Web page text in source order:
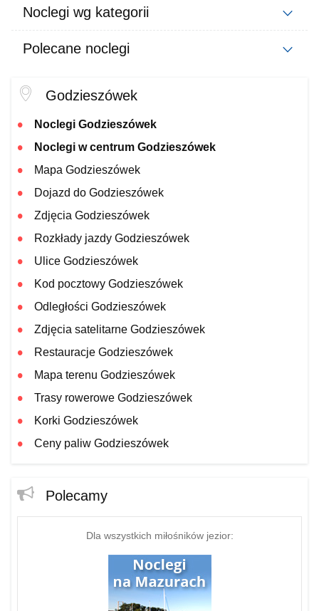
Noclegi wg kategorii
Polecane noclegi
Godzieszówek
Noclegi Godzieszówek
Noclegi w centrum Godzieszówek
Mapa Godzieszówek
Dojazd do Godzieszówek
Zdjęcia Godzieszówek
Rozkłady jazdy Godzieszówek
Ulice Godzieszówek
Kod pocztowy Godzieszówek
Odległości Godzieszówek
Zdjęcia satelitarne Godzieszówek
Restauracje Godzieszówek
Mapa terenu Godzieszówek
Trasy rowerowe Godzieszówek
Korki Godzieszówek
Ceny paliw Godzieszówek
Polecamy
Dla wszystkich miłośników jezior: